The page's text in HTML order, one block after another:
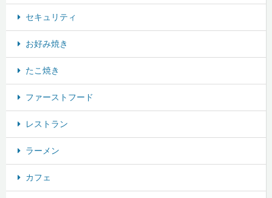
セキュリティ
お好み焼き
たこ焼き
ファーストフード
レストラン
ラーメン
カフェ